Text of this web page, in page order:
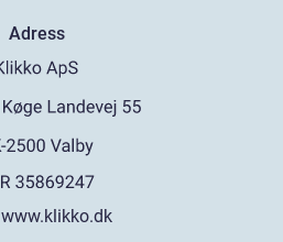
Adress
www.klikko.dk